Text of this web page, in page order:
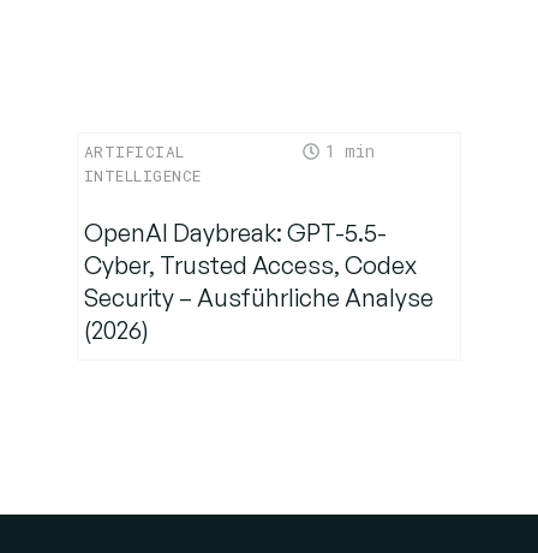
ARTIFICIAL
INTELLIGENCE
1
OpenAI Daybreak: GPT-5.5-
Cyber, Trusted Access, Codex
Security – Ausführliche Analyse
(2026)